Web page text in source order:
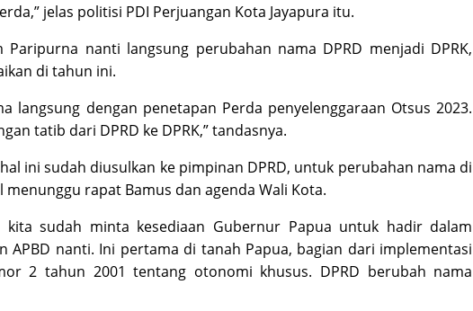
jelas politisi PDI Perjuangan Kota Jayapura itu.
nanti langsung perubahan nama DPRD menjadi DPRK,
di tahun ini.
langsung dengan penetapan Perda penyelenggaraan Otsus 2023.
tatib dari DPRD ke DPRK,” tandasnya.
ini sudah diusulkan ke pimpinan DPRD, untuk perubahan nama di
rapat Bamus dan agenda Wali Kota.
kita sudah minta kesediaan Gubernur Papua untuk hadir dalam
APBD nanti. Ini pertama di tanah Papua, bagian dari implementasi
2 tahun 2001 tentang otonomi khusus. DPRD berubah nama